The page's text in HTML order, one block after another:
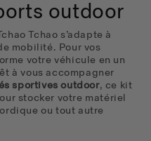
outdoor
Tchao s’adapte à
mobilité. Pour vos
votre véhicule en un
à vous accompagner
sportives outdoor, ce kit
stocker votre matériel
ou tout autre